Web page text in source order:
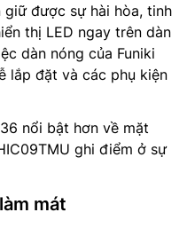
được sự hài hòa, tinh
thị LED ngay trên dàn
dàn nóng của Funiki
lắp đặt và các phụ kiện
nổi bật hơn về mặt
ghi điểm ở sự
mát